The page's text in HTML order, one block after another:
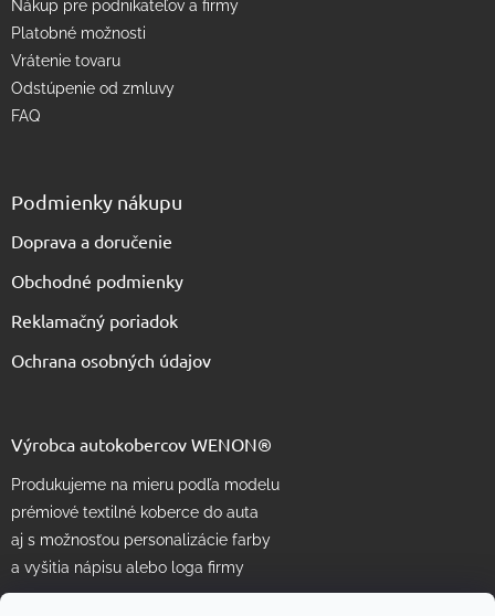
Nákup pre podnikateľov a firmy
Platobné možnosti
Vrátenie tovaru
Odstúpenie od zmluvy
FAQ
Podmienky nákupu
Doprava a doručenie
Obchodné podmienky
Reklamačný poriadok
Ochrana osobných údajov
Výrobca autokobercov WENON®
Produkujeme na mieru podľa modelu
prémiové textilné koberce do auta
aj s možnosťou personalizácie farby
a vyšitia nápisu alebo loga firmy